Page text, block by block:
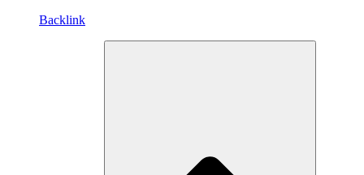
Backlink